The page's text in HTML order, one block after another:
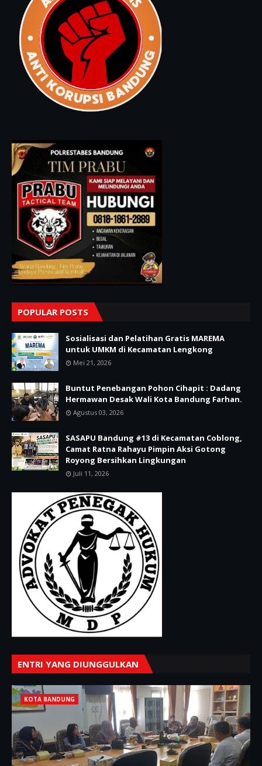
POPULAR POSTS
Sosialisasi dan Pelatihan Gratis MAREMA
untuk UMKM di Kecamatan Lengkong
Mei 21, 2026
Buntut Penebangan Pohon Cihapit : Dadang
Hermawan Desak Wali Kota Bandung Farhan.
Agustus 03, 2026
SASAPU Bandung #13 di Kecamatan Coblong,
Camat Ratna Rahayu Pimpin Aksi Gotong
Royong Bersihkan Lingkungan
Juli 11, 2026
ENTRI YANG DIUNGGULKAN
KOTA BANDUNG